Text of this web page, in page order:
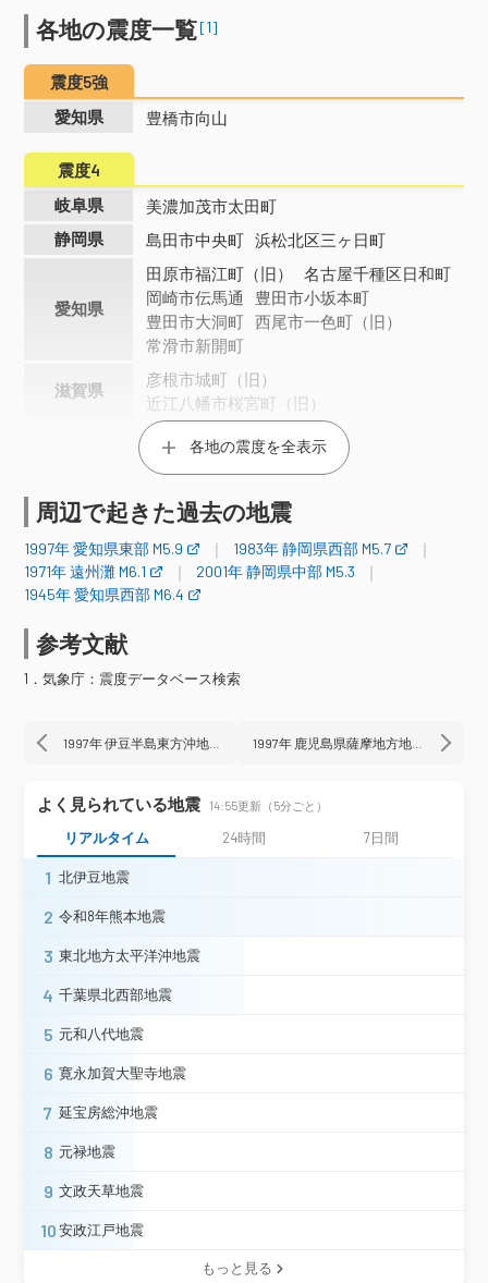
各地の震度一覧[1]
震度5強
愛知県
豊橋市向山
震度4
岐阜県
美濃加茂市太田町
静岡県
島田市中央町 浜松北区三ヶ日町
愛知県
田原市福江町（旧）
名古屋千種区日和町
岡崎市伝馬通
豊田市小坂本町
豊田市大洞町 西尾市一色町（旧）
常滑市新開町
滋賀県
彦根市城町（旧）
近江八幡市桜宮町（旧）
福井市豊島 敦賀市松栄町
福井美浜町新庄 高浜町宮崎（旧）
山梨県
甲府市飯田
長野県
下呂市森
中津川市かやの木町
静岡県
熱海市網代（旧）
三島市東本町（旧）
静岡駿河区曲金（旧）
静岡清水区千歳町
牧之原市鬼女新田
袋井市新屋
浜松中区三組町（測候所）
愛西市稲葉町（旧）
三重県
松阪市高町
滋賀県
甲賀市水口町（旧）
兵庫県
奈良県
奈良市半田開町（旧）
震度2
国分寺市戸倉（旧）
各地の震度を全表示
周辺で起きた過去の地震
1997年 愛知県東部 M5.9
1983年 静岡県西部 M5.7
1971年 遠州灘 M6.1
2001年 静岡県中部 M5.3
1945年 愛知県西部 M6.4
参考文献
1．気象庁：震度データベース検索
よく見られている地震 14:55更新（5分ごと）
リアルタイム 24時間 7日間
1 北伊豆地震
2 令和8年熊本地震
3 東北地方太平洋沖地震
4 千葉県北西部地震
5 元和八代地震
6 寛永加賀大聖寺地震
7 延宝房総沖地震
8 元禄地震
9 文政天草地震
10 安政江戸地震
もっと見る